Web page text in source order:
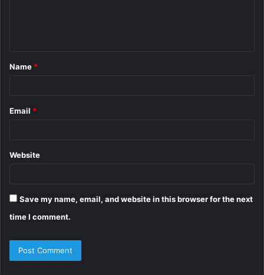
*
Name *
Email *
Website
Save my name, email, and website in this browser for the next
time I comment.